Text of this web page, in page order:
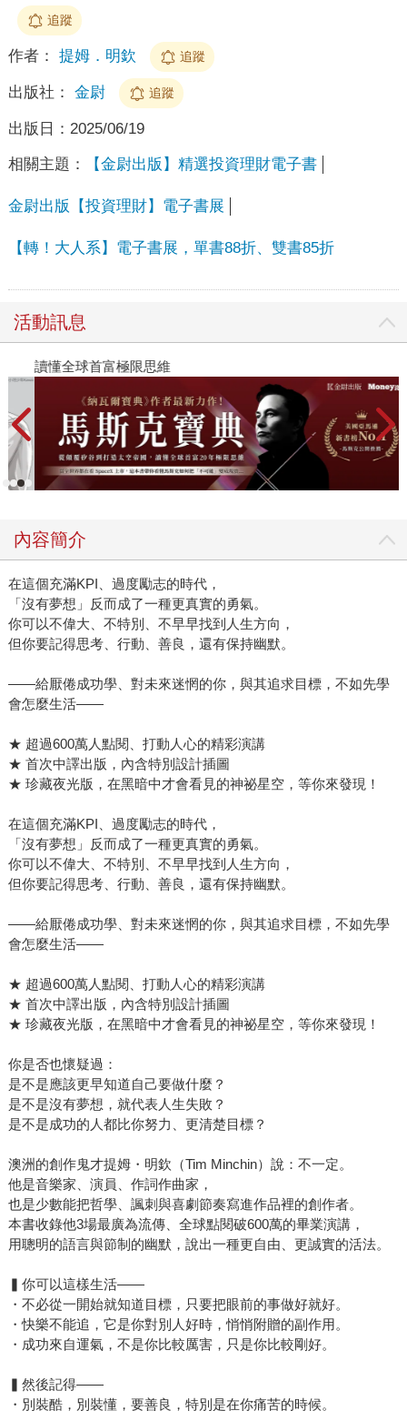
追蹤
作者： 提姆．明欽 追蹤
出版社： 金尉 追蹤
出版日： 2025/06/19
相關主題： 【金尉出版】精選投資理財電子書
金尉出版【投資理財】電子書展
【轉！大人系】電子書展，單書88折、雙書85折
活動訊息
讀懂全球首富極限思維
內容簡介
在這個充滿KPI、過度勵志的時代，
「沒有夢想」反而成了一種更真實的勇氣。
你可以不偉大、不特別、不早早找到人生方向，
但你要記得思考、行動、善良，還有保持幽默。
——給厭倦成功學、對未來迷惘的你，與其追求目標，不如先學
會怎麼生活——
★ 超過600萬人點閱、打動人心的精彩演講
★ 首次中譯出版，內含特別設計插圖
★ 珍藏夜光版，在黑暗中才會看見的神祕星空，等你來發現！
在這個充滿KPI、過度勵志的時代，
「沒有夢想」反而成了一種更真實的勇氣。
你可以不偉大、不特別、不早早找到人生方向，
但你要記得思考、行動、善良，還有保持幽默。
——給厭倦成功學、對未來迷惘的你，與其追求目標，不如先學
會怎麼生活——
★ 超過600萬人點閱、打動人心的精彩演講
★ 首次中譯出版，內含特別設計插圖
★ 珍藏夜光版，在黑暗中才會看見的神祕星空，等你來發現！
你是否也懷疑過：
是不是應該更早知道自己要做什麼？
是不是沒有夢想，就代表人生失敗？
是不是成功的人都比你努力、更清楚目標？
澳洲的創作鬼才提姆・明欽（Tim Minchin）說：不一定。
他是音樂家、演員、作詞作曲家，
也是少數能把哲學、諷刺與喜劇節奏寫進作品裡的創作者。
本書收錄他3場最廣為流傳、全球點閱破600萬的畢業演講，
用聰明的語言與節制的幽默，說出一種更自由、更誠實的活法。
▍你可以這樣生活——
・不必從一開始就知道目標，只要把眼前的事做好就好。
・快樂不能追，它是你對別人好時，悄悄附贈的副作用。
・成功來自運氣，不是你比較厲害，只是你比較剛好。
▍然後記得——
・別裝酷，別裝懂，要善良，特別是在你痛苦的時候。